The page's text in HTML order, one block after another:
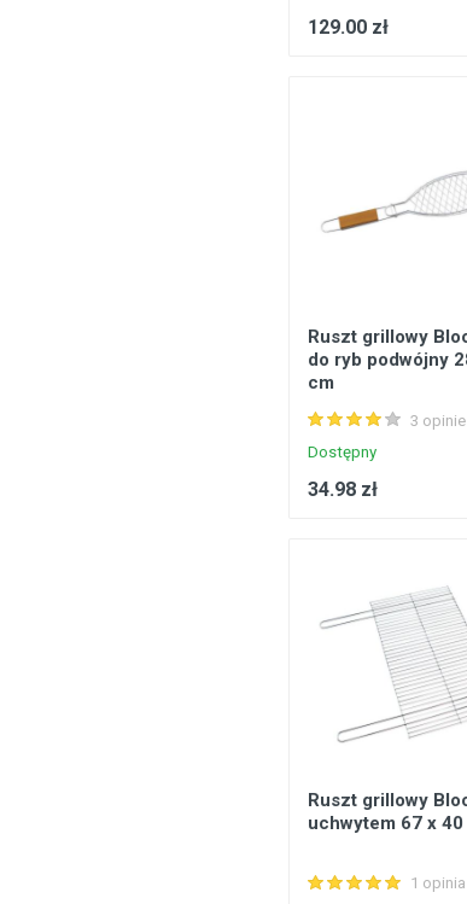
129.00 zł
Ruszt grillowy
do ryb podwójny
cm
3 opinie
Dostępny
34.98 zł
Ruszt grillowy
uchwytem 67 x 40
1 opinia